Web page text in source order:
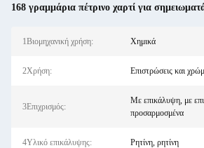
168 γραμμάρια πέτρινο χαρτί για
1Βιομηχανική χρήση: Χημικά
2Χρήση: Επιστρώσεις και
3Επιχρισμός:
Με επικάλυψη, με
προσαρμοσμένα
4Υλικό επικάλυψης: Ρητίνη, ρητίνη